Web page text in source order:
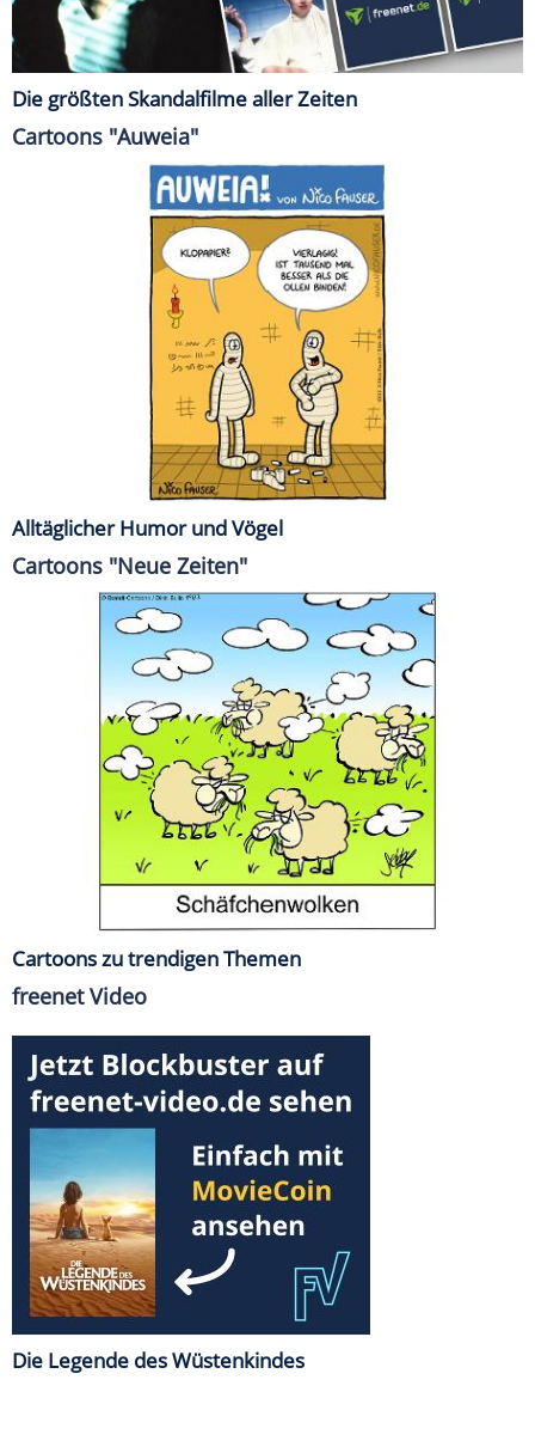
Die größten Skandalfilme aller Zeiten
Cartoons "Auweia"
Alltäglicher Humor und Vögel
Cartoons "Neue Zeiten"
Cartoons zu trendigen Themen
freenet Video
Die Legende des Wüstenkindes